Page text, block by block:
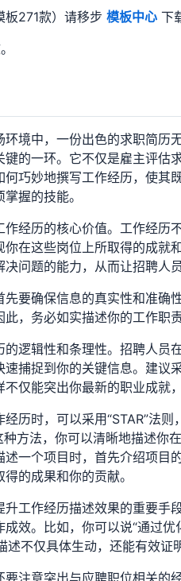
板271款）请移步 模板中心 下
环境中，一份出色的求职简历
键的一环。它不仅是雇主评估
何巧妙地撰写工作经历，使其
握的技能。
作经历的核心价值。工作经历
你在这些岗位上所取得的成就
问题的能力，从而让招聘人
先要确保信息的真实性和准确
，务必如实描述你的工作职
的逻辑性和条理性。招聘人员
速捕捉到你的关键信息。建议
仅能突出你最新的职业成就
经历时，可以采用“STAR”法
方法，你可以清晰地描述你
述一个项目时，首先介绍项目
的成果和你的贡献。
升工作经历描述效果的重要
效。比如，你可以说“通过
述不仅具体生动，还能有效证